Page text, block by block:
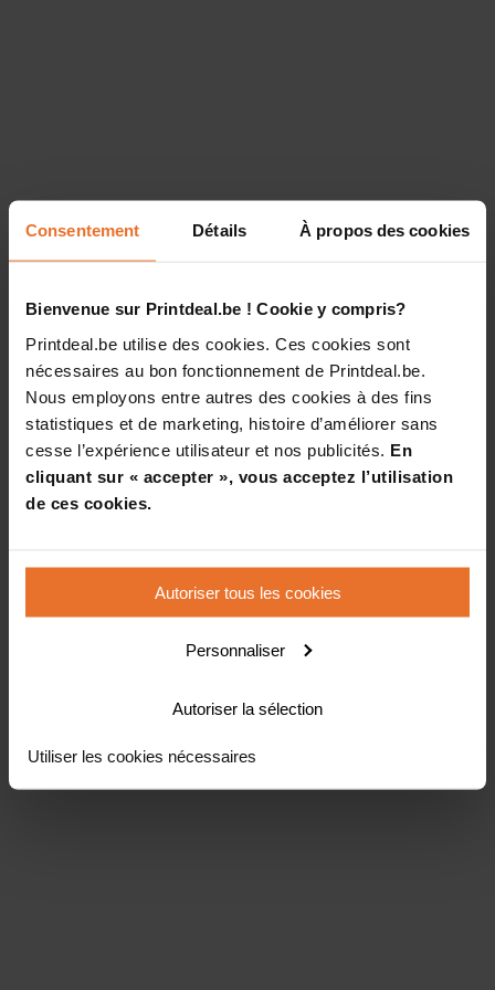
Consentement Détails À propos des cookies
Bienvenue sur Printdeal.be ! Cookie y compris?
Printdeal.be utilise des cookies. Ces cookies sont
nécessaires au bon fonctionnement de Printdeal.be.
Nous employons entre autres des cookies à des fins
statistiques et de marketing, histoire d’améliorer sans
cesse l’expérience utilisateur et nos publicités. En
cliquant sur « accepter », vous acceptez l’utilisation
de ces cookies.
Autoriser tous les cookies
Personnaliser
Autoriser la sélection
Utiliser les cookies nécessaires